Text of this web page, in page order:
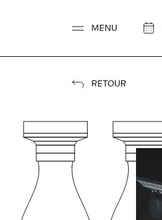
MENU
RETOUR